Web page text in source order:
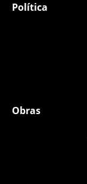
Política
Obras